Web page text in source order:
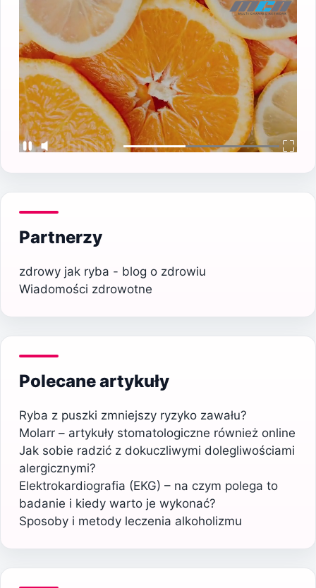
Partnerzy
zdrowy jak ryba - blog o zdrowiu
Wiadomości zdrowotne
Polecane artykuły
Ryba z puszki zmniejszy ryzyko zawału?
Molarr – artykuły stomatologiczne również online
Jak sobie radzić z dokuczliwymi dolegliwościami
alergicznymi?
Elektrokardiografia (EKG) – na czym polega to
badanie i kiedy warto je wykonać?
Sposoby i metody leczenia alkoholizmu